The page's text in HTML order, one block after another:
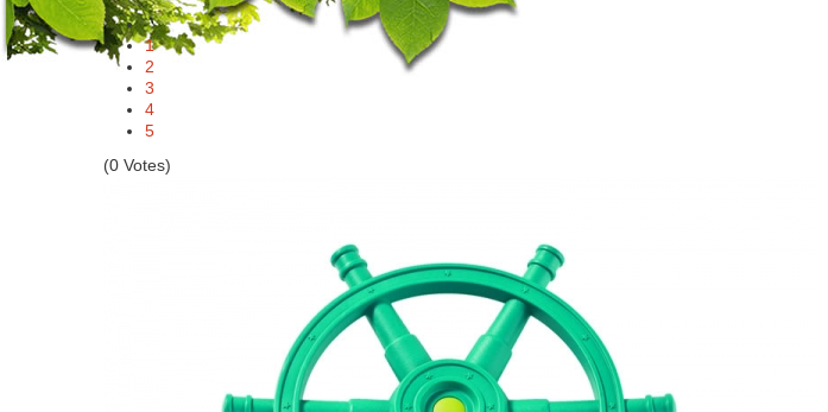
1
2
3
4
5
(0 Votes)